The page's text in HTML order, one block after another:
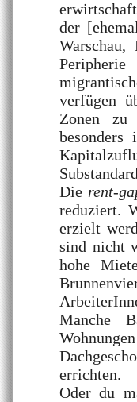
der
verfügen
Zonen zu
besonders
Die rent-
reduziert.
erzielt
sind nicht
hohe
Manche
errichten.
Oder du